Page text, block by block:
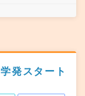
発スタート